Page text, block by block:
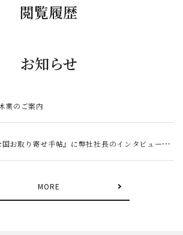
閲覧履歴
お知らせ
業のご案内
WEBメディア『日本全国お取り寄せ手帖』に弊社社長のインタビュー記事が掲載されました。
MORE